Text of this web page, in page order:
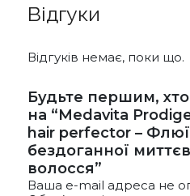
Відгуки
Відгуків немає, поки що.
Будьте першим,
на “Medavita
hair perfector –
бездоганної
волосся”
Ваша e-mail адреса не